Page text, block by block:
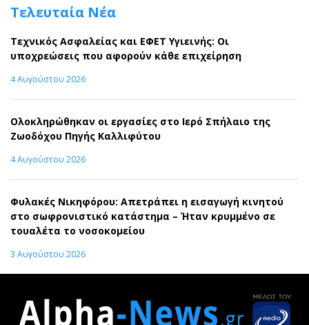
Τελευταία Νέα
Τεχνικός Ασφαλείας και ΕΦΕΤ Υγιεινής: Οι
υποχρεώσεις που αφορούν κάθε επιχείρηση
4 Αυγούστου 2026
Ολοκληρώθηκαν οι εργασίες στο Ιερό Σπήλαιο της
Ζωοδόχου Πηγής Καλλιφύτου
4 Αυγούστου 2026
Φυλακές Νικηφόρου: Απετράπει η εισαγωγή κινητού
στο σωφρονιστικό κατάστημα – Ήταν κρυμμένο σε
τουαλέτα το νοσοκομείου
3 Αυγούστου 2026